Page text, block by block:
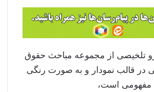
تلخیصی از مجموعه مباحث حقوق
در قالب نمودار و به صورت رنگی
مفهومی است،